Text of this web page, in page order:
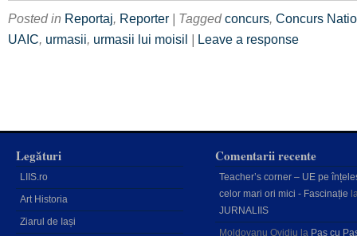
Posted in Reportaj, Reporter | Taggedconcurs, Concurs
UAIC, urmasii, urmasii lui moisil | Leave a response
Legături
LIIS.ro
Art Historia
Ziarul de Iași
Comentarii recente
Teacher’s corner – UE pe
celor mari ori mici - Fascinație
JURNALIIS
Moldovanu Ovidiu la Pas cu